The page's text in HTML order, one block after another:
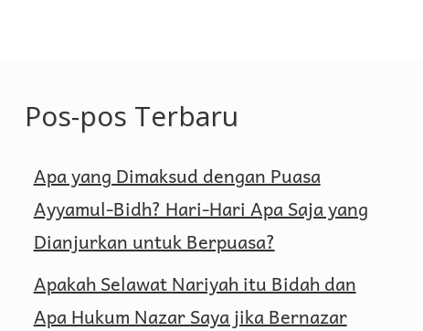
Pos-pos Terbaru
Apa yang Dimaksud dengan Puasa
Ayyamul-Bidh? Hari-Hari Apa Saja yang
Dianjurkan untuk Berpuasa?
Apakah Selawat Nariyah itu Bidah dan
Apa Hukum Nazar Saya jika Bernazar